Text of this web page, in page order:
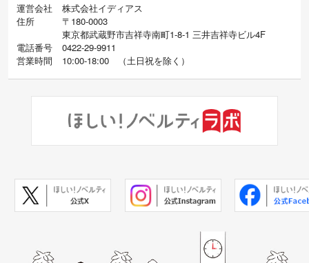
運営会社
株式会社イディアス
住所
〒180-0003
東京都武蔵野市吉祥寺南町1-8-1 三井吉祥寺ビル4F
電話番号
0422-29-9911
営業時間
10:00-18:00 （土日祝を除く）